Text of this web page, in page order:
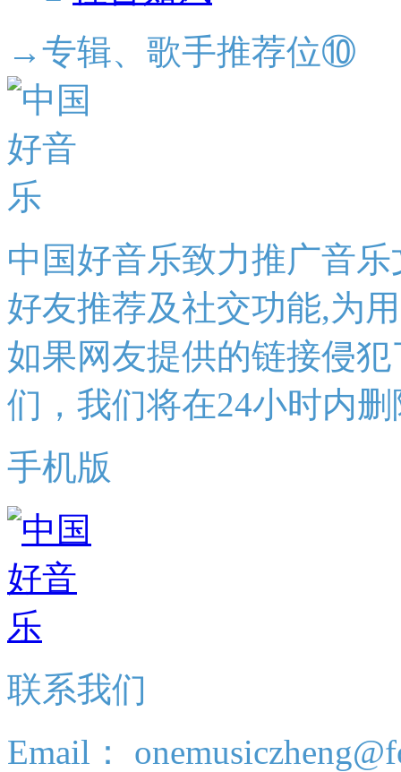
→专辑、歌手推荐位⑩
中国好音乐致力推广音
好友推荐及社交功能,为
如果网友提供的链接侵
们，我们将在24小时内
手机版
联系我们
Email：